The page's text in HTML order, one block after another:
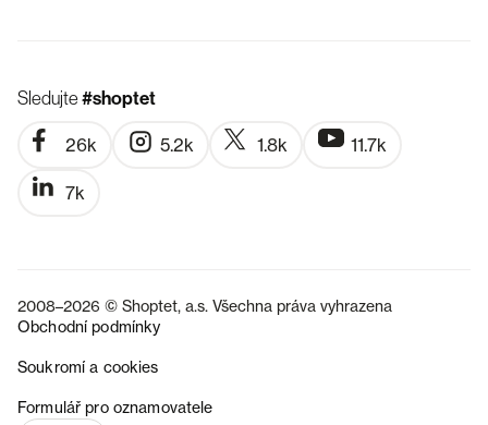
Sledujte#shoptet
26k 5.2k 1.8k 11.7k
7k
2008–2026 © Shoptet, a.s. Všechna práva vyhrazena
Obchodní podmínky
Soukromí a cookies
Formulář pro oznamovatele